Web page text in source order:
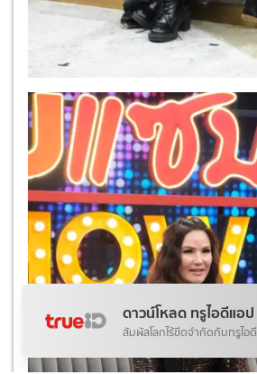
ดาวน์โหลด ทรูไอดีแอป
สัมผัสโลกไร้ขีดจำกัดกับทรูไอดี